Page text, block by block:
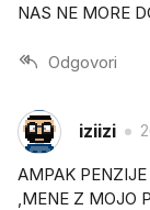
NAS NE MORE
Odgovori
iziizi
AMPAK
,MENE Z MOJO